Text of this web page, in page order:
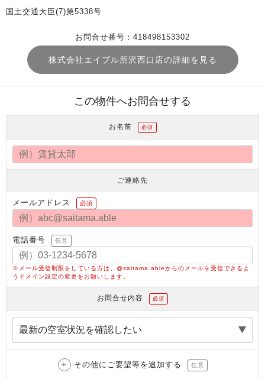
国土交通大臣(7)第5338号
お問合せ番号：418498153302
株式会社エイブル所沢西口店の詳細を見る
この物件へお問合せする
お名前 必須
ご連絡先
メールアドレス 必須
電話番号 任意
※メール受信制限をしている方は、@saitama.ableからのメールを受信できるよ
うドメイン設定の変更をお願いします。
お問合せ内容 必須
その他にご要望等を追加する 任意